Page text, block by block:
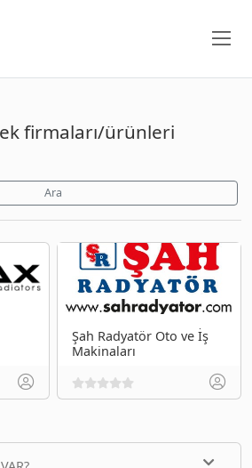
firmaları/ürünleri
Ara
Şah Radyatör Oto ve İş
Makinaları